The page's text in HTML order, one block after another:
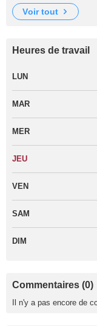
voir tout
Heures de travail
LUN
MAR
MER
JEU
VEN
SAM
DIM
Commentaires (0)
Il n'y a pas encore de